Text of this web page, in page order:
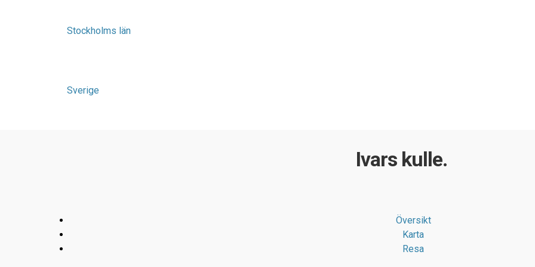
Stockholms län
Sverige
Ivars kulle.
Översikt
Karta
Resa